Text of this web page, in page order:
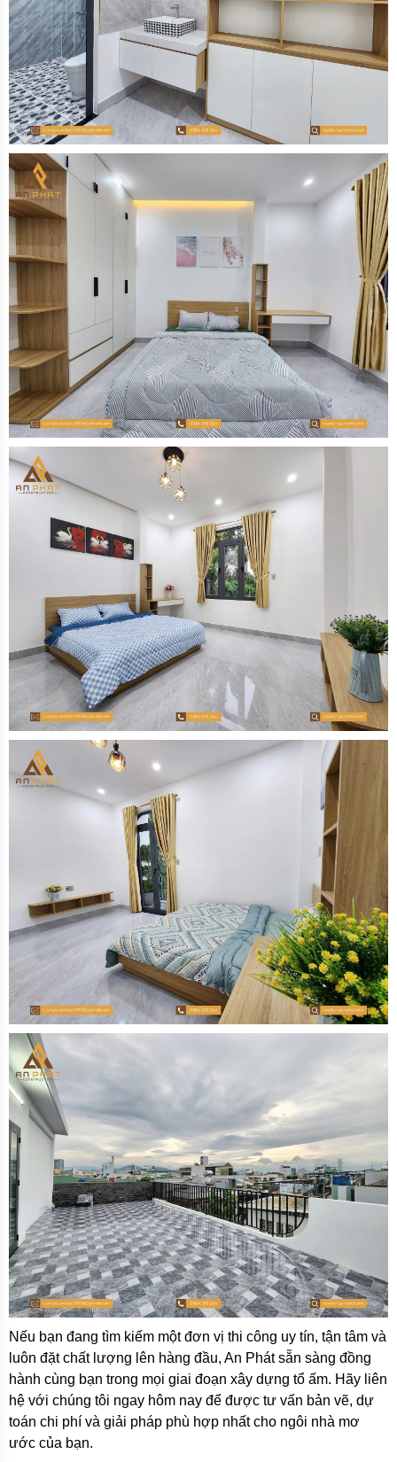
Nếu bạn đang tìm kiếm một đơn vị thi công uy tín, tận tâm và
luôn đặt chất lượng lên hàng đầu, An Phát sẵn sàng đồng
hành cùng bạn trong mọi giai đoạn xây dựng tổ ấm. Hãy liên
hệ với chúng tôi ngay hôm nay để được tư vấn bản vẽ, dự
toán chi phí và giải pháp phù hợp nhất cho ngôi nhà mơ
ước của bạn.